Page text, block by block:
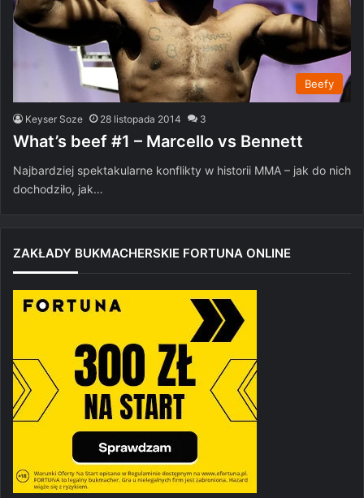
Beefy
Keyser Soze 28 listopada 2014 3
Najbardziej spektakularne konflikty w historii MMA – jak do nich
dochodziło, jak…
ZAKŁADY BUKMACHERSKIE FORTUNA ONLINE